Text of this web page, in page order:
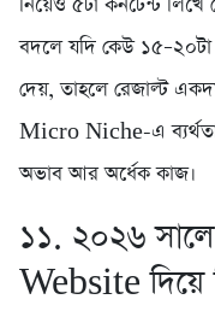
নিয়েও ৫টা কনটেন্ট
বদলে যদি কেউ
দেয়, তাহলে রেজাল্ট
Micro Niche-এ
অভাব আর অর্ধেক কাজ।
১১. ২০২৬
Website দিয়ে